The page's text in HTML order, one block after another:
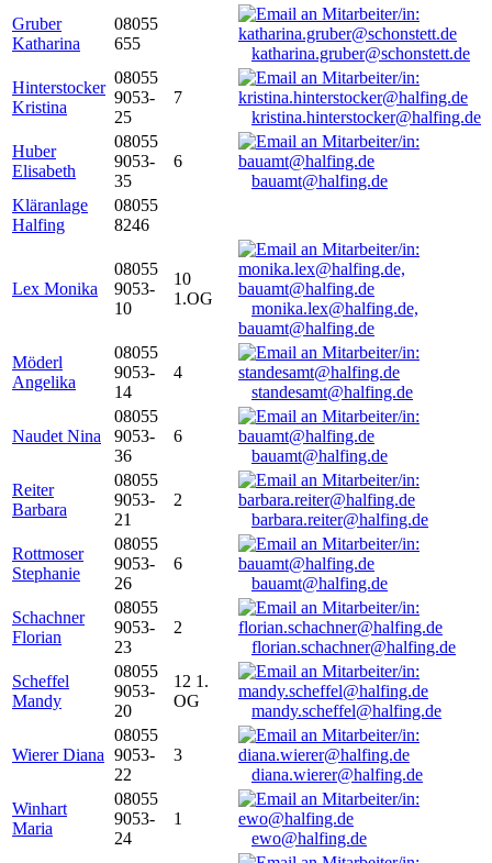
Gruber
Katharina
08055
655
katharina.gruber@schonstett.de
Hinterstocker
Kristina
08055
9053-
25
7
kristina.hinterstocker@halfing.de
Huber
Elisabeth
08055
9053-
35
6
bauamt@halfing.de
Kläranlage
Halfing
08055
8246
Lex Monika
08055
9053-
10
10
1.OG
monika.lex@halfing.de,
bauamt@halfing.de
Möderl
Angelika
08055
9053-
14
4
standesamt@halfing.de
Naudet Nina
08055
9053-
36
6
bauamt@halfing.de
Reiter
Barbara
08055
9053-
21
2
barbara.reiter@halfing.de
Rottmoser
Stephanie
08055
9053-
26
6
bauamt@halfing.de
Schachner
Florian
08055
9053-
23
2
florian.schachner@halfing.de
Scheffel
Mandy
08055
9053-
20
12 1.
OG
mandy.scheffel@halfing.de
Wierer Diana
08055
9053-
22
3
diana.wierer@halfing.de
Winhart
Maria
08055
9053-
24
1
ewo@halfing.de